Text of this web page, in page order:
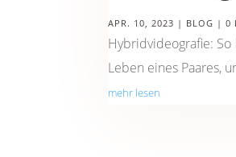
APR. 10, 2023 | BLOG | 0
Hybridvideografie:
Leben eines Paares,
mehr lesen